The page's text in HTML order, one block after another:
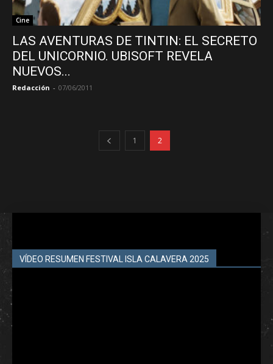
Cine
LAS AVENTURAS DE TINTIN: EL SECRETO
DEL UNICORNIO. UBISOFT REVELA
NUEVOS...
Redacción - 07/06/2011
1 2
VÍDEO RESUMEN FESTIVAL ISLA CALAVERA 2025